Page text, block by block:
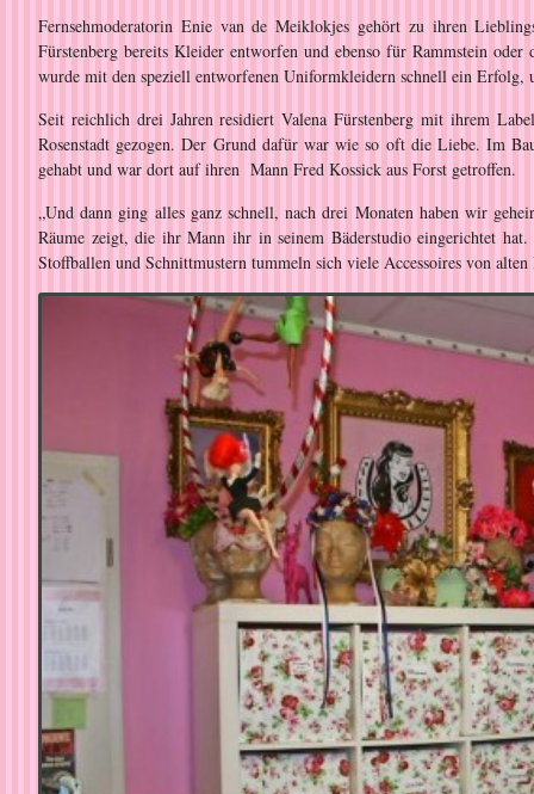
Fernsehmoderatorin Enie van de Meiklokjes gehört zu ihren
Fürstenberg bereits Kleider entworfen und ebenso für Rammstein
wurde mit den speziell entworfenen Uniformkleidern schnell ein Erfolg,
Seit reichlich drei Jahren residiert Valena Fürstenberg mit ihrem
Rosenstadt gezogen. Der Grund dafür war wie so oft die Liebe. Im
gehabt und war dort auf ihren Mann Fred Kossick aus Forst getroffen.
„Und dann ging alles ganz schnell, nach drei Monaten haben wir
Räume zeigt, die ihr Mann ihr in seinem Bäderstudio eingerichtet
Stoffballen und Schnittmustern tummeln sich viele Accessoires von